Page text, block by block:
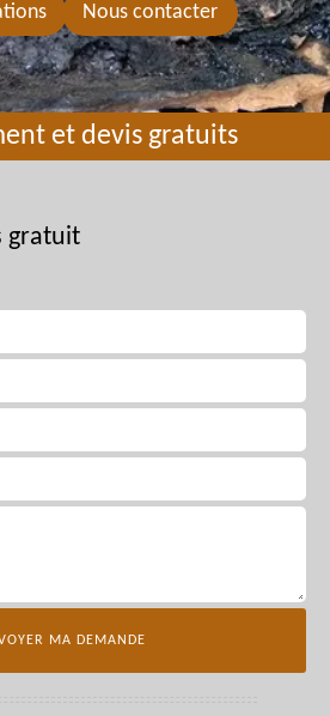
Nous contacter
et devis gratuits
gratuit